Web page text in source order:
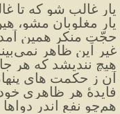
یارِ غالب شو که تا
یارِ مغلوبان مشو،
حجّتِ منکر همین
غیرِ این ظاهر نمی‌بینم وطن
هیچ نندیشد که هر
آن ز حکمت های
فایدهٔ هر ظاهری
هم‌چو نفع اندر دواها کامِن